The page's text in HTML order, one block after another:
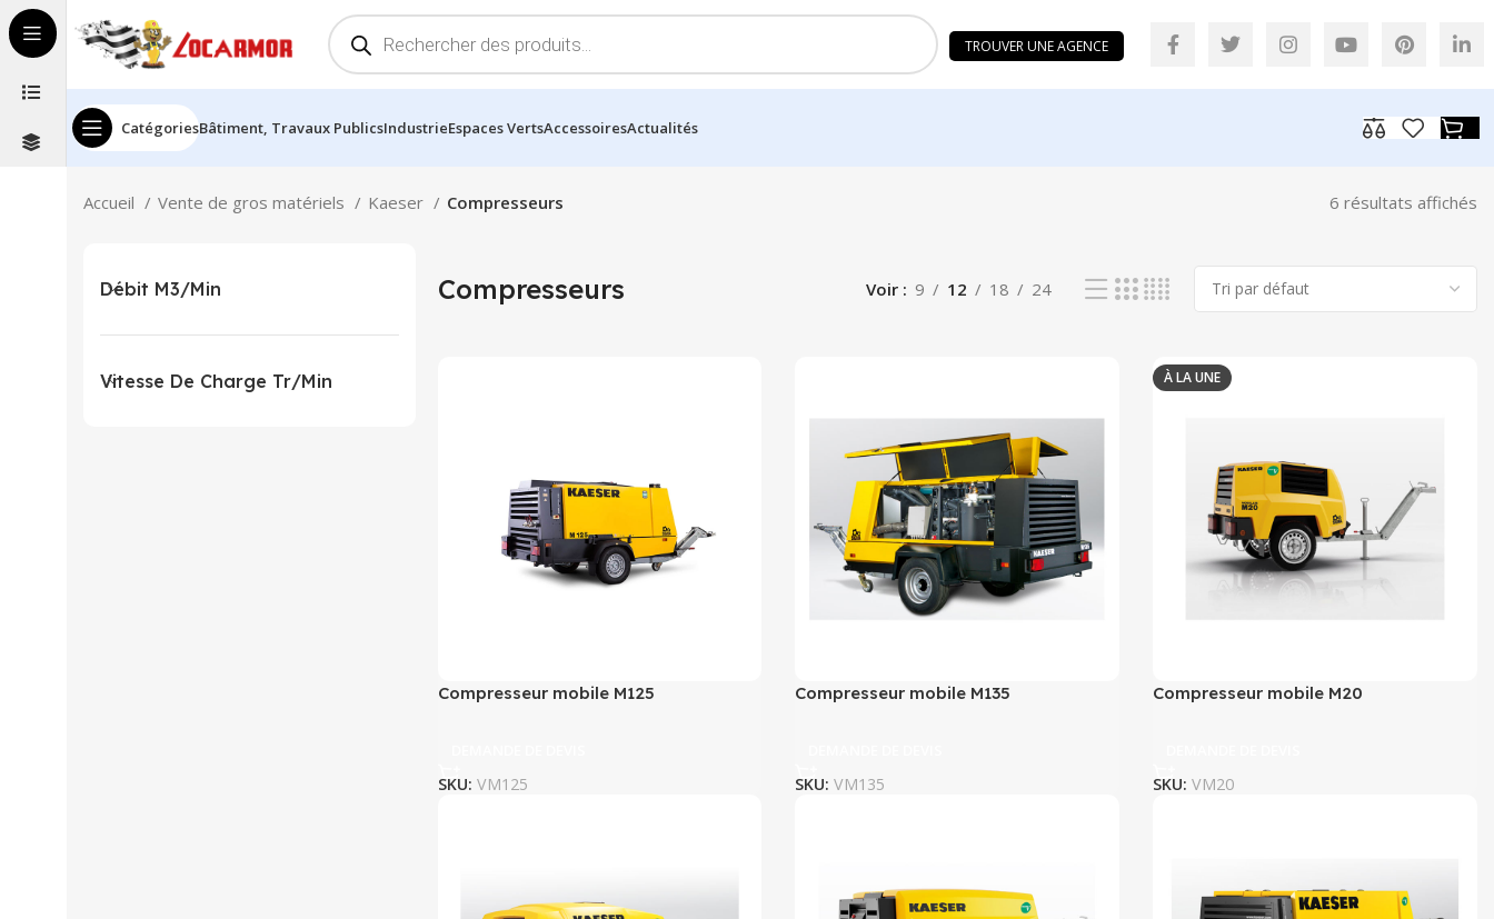
Recherche
de
produits TROUVER UNE AGENCE
CatégoriesBâtiment, Travaux PublicsIndustrieEspaces VertsAccessoiresActualités
Accueil Vente de gros matériels Kaeser Compresseurs 6 résultats affichés
Débit M3/min
Vitesse De Charge Tr/min
Compresseurs Voir 9 12 18 24
Compresseur mobile M125
SKU: VM125
Compresseur mobile M135
SKU:VM135
À LA UNE
Compresseur mobile M20
SKU:VM20